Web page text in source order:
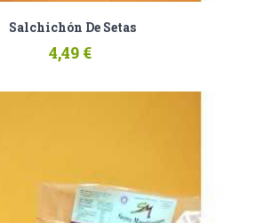
Salchichón De Setas
4,49 €